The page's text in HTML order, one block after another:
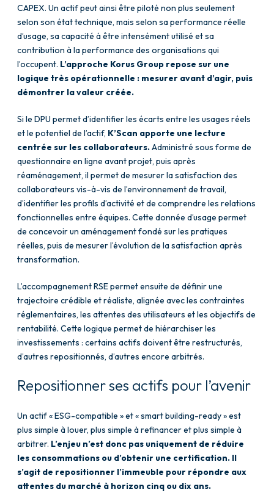
CAPEX. Un actif peut ainsi être piloté non plus seulement
selon son état technique, mais selon sa performance réelle
d’usage, sa capacité à être intensément utilisé et sa
contribution à la performance des organisations qui
l’occupent. L’approche Korus Group repose sur une
logique très opérationnelle : mesurer avant d’agir, puis
démontrer la valeur créée.
Si le DPU permet d’identifier les écarts entre les usages réels
et le potentiel de l’actif, K’Scan apporte une lecture
centrée sur les collaborateurs.Administré sous forme de
questionnaire en ligne avant projet, puis après
réaménagement, il permet de mesurer la satisfaction des
collaborateurs vis-à-vis de l’environnement de travail,
d’identifier les profils d’activité et de comprendre les relations
fonctionnelles entre équipes. Cette donnée d’usage permet
de concevoir un aménagement fondé sur les pratiques
réelles, puis de mesurer l’évolution de la satisfaction après
transformation.
L’accompagnement RSE permet ensuite de définir une
trajectoire crédible et réaliste, alignée avec les contraintes
réglementaires, les attentes des utilisateurs et les objectifs de
rentabilité. Cette logique permet de hiérarchiser les
investissements : certains actifs doivent être restructurés,
d’autres repositionnés, d’autres encore arbitrés.
Repositionner ses actifs pour l’avenir
Un actif « ESG-compatible » et « smart building-ready » est
plus simple à louer, plus simple à refinancer et plus simple à
arbitrer. L’enjeu n’est donc pas uniquement de réduire
les consommations ou d’obtenir une certification. Il
s’agit de repositionner l’immeuble pour répondre aux
attentes du marché à horizon cinq ou dix ans.